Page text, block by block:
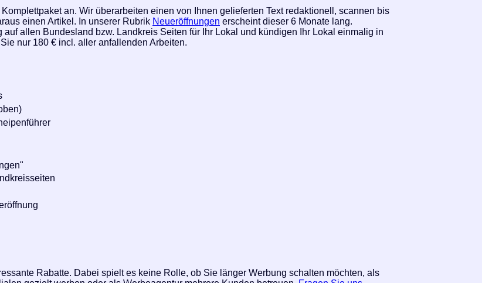
an. Wir überarbeiten einen von Ihnen gelieferten Text redaktionell, scannen bis
einen Artikel. In unserer Rubrik Neueröffnungen erscheint dieser 6 Monate lang.
allen Bundesland bzw. Landkreis Seiten für Ihr Lokal und kündigen Ihr Lokal einmalig in
nur 180 € incl. aller anfallenden Arbeiten.
Rabatte. Dabei spielt es keine Rolle, ob Sie länger Werbung schalten möchten, als